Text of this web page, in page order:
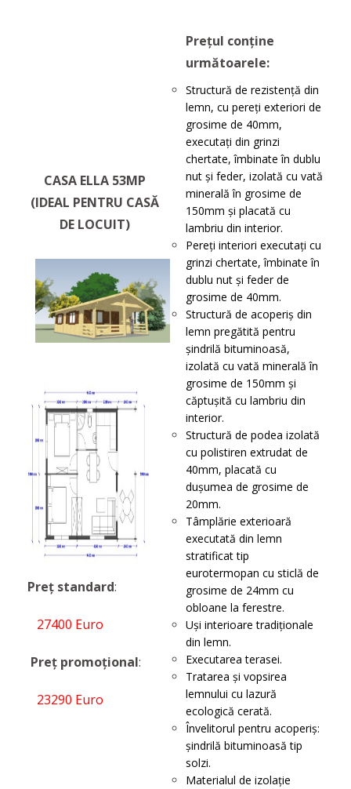
CASA ELLA 53MP
(IDEAL PENTRU CASĂ
DE LOCUIT)
Preț standard:
27400 Euro
Preț promoțional:
23290 Euro
Prețul conține
următoarele:
Structură de rezistenţă din
lemn, cu pereţi exteriori de
grosime de 40mm,
executați din grinzi
chertate, îmbinate în dublu
nut și feder, izolată cu vată
minerală în grosime de
150mm și placată cu
lambriu din interior.
Pereți interiori executați cu
grinzi chertate, îmbinate în
dublu nut și feder de
grosime de 40mm.
Structură de acoperiş din
lemn pregătită pentru
șindrilă bituminoasă,
izolată cu vată minerală în
grosime de 150mm și
căptușită cu lambriu din
interior.
Structură de podea izolată
cu polistiren extrudat de
40mm, placată cu
dușumea de grosime de
20mm.
Tâmplărie exterioară
executată din lemn
stratificat tip
eurotermopan cu sticlă de
grosime de 24mm cu
obloane la ferestre.
Uși interioare tradiționale
din lemn.
Executarea terasei.
Tratarea și vopsirea
lemnului cu lazură
ecologică cerată.
Învelitorul pentru acoperiș:
șindrilă bituminoasă tip
solzi.
Materialul de izolație